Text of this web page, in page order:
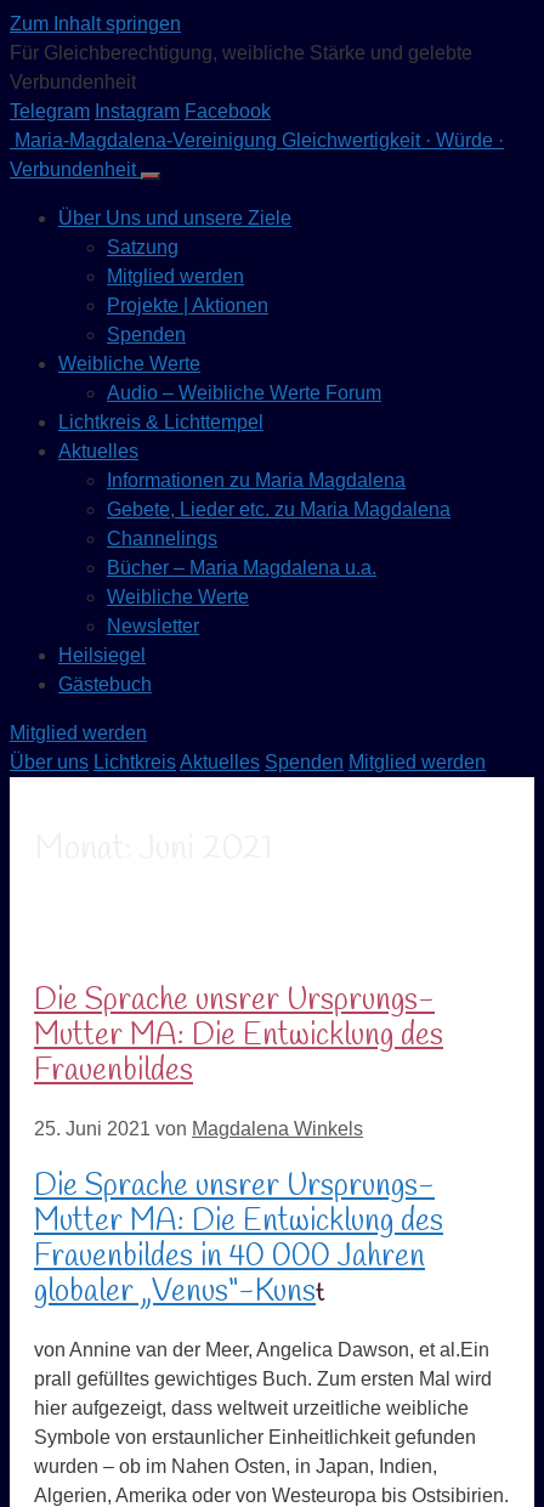
Zum Inhalt springen
Für Gleichberechtigung, weibliche Stärke und gelebte
Verbundenheit
Telegram Instagram Facebook
Maria-Magdalena-Vereinigung Gleichwertigkeit · Würde ·
Verbundenheit
Über Uns und unsere Ziele
Satzung
Mitglied werden
Projekte | Aktionen
Spenden
Weibliche Werte
Audio – Weibliche Werte Forum
Lichtkreis & Lichttempel
Aktuelles
Informationen zu Maria Magdalena
Gebete, Lieder etc. zu Maria Magdalena
Channelings
Bücher – Maria Magdalena u.a.
Weibliche Werte
Newsletter
Heilsiegel
Gästebuch
Mitglied werden
Über uns LichtkreisAktuelles Spenden Mitglied werden
Die Sprache unsrer Ursprungs-
Mutter MA: Die Entwicklung des
Frauenbildes
25. Juni 2021 von Magdalena Winkels
Die Sprache unsrer Ursprungs-
Mutter MA: Die Entwicklung des
Frauenbildes in 40 000 Jahren
globaler „Venus“-Kunst
von Annine van der Meer, Angelica Dawson, et al.Ein
prall gefülltes gewichtiges Buch. Zum ersten Mal wird
hier aufgezeigt, dass weltweit urzeitliche weibliche
Symbole von erstaunlicher Einheitlichkeit gefunden
wurden – ob im Nahen Osten, in Japan, Indien,
Algerien, Amerika oder von Westeuropa bis Ostsibirien.